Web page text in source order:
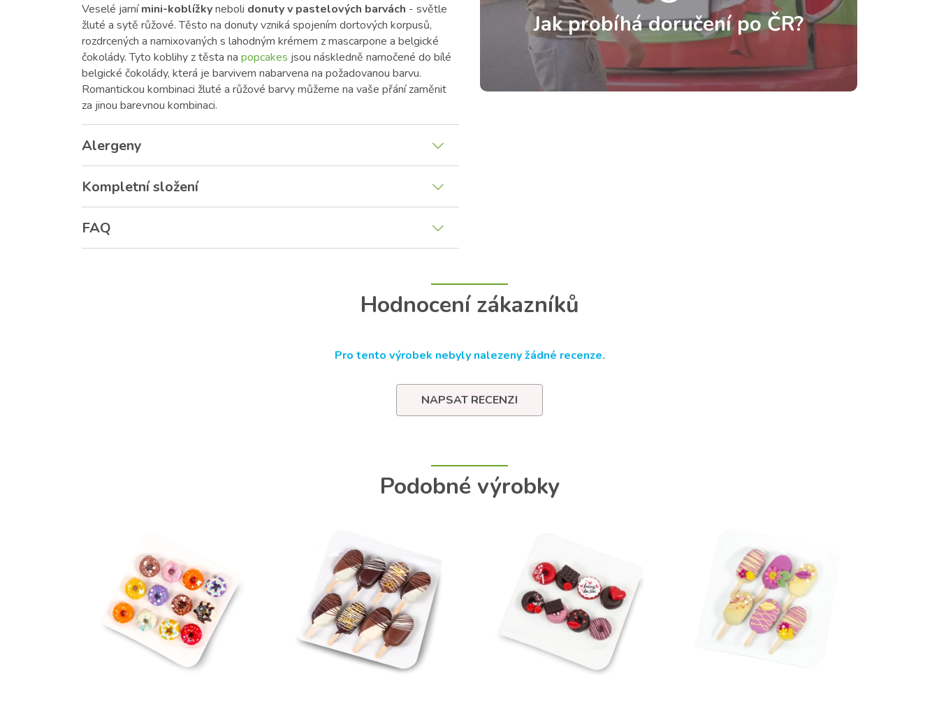
Veselé jarnímini-koblížkyneboli donuty v pastelových barvách - světle
žluté a sytě růžové. Těsto na donuty vzniká spojením dortových korpusů,
rozdrcených a namixovaných s lahodným krémem z mascarpone a belgické
čokolády. Tyto koblihy z těsta na popcakes jsou náskledně namočené do bílé
belgické čokolády, která je barvivem nabarvena na požadovanou barvu.
Romantickou kombinaci žluté a růžové barvy můžeme na vaše přání zaměnit
za jinou barevnou kombinaci.
Alergeny
Kompletní složení
FAQ
Jak probíhá doručení po ČR?
Hodnocení zákazníků
Pro tento výrobek nebyly nalezeny žádné recenze.
NAPSAT RECENZI
Podobné výrobky